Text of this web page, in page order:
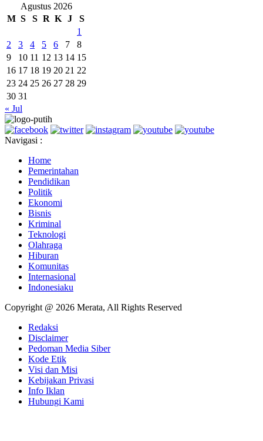
Agustus 2026
M S S R K J
S
1
2
3 4 5 6 7
8
9
10 11 12 13 14 15
16 17 18 19 20 21 22
23 24 25 26 27 28 29
30 31
« Jul
Navigasi :
Home
Pemerintahan
Pendidikan
Politik
Ekonomi
Bisnis
Kriminal
Teknologi
Olahraga
Hiburan
Komunitas
Internasional
Indonesiaku
Copyright @ 2026 Merata, All Rights Reserved
Redaksi
Disclaimer
Pedoman Media Siber
Kode Etik
Visi dan Misi
Kebijakan Privasi
Info Iklan
Hubungi Kami